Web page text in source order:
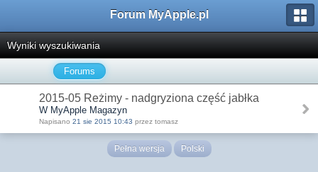
Forum MyApple.pl
Wyniki wyszukiwania
Forums
2015-05 Reżimy - nadgryziona część jabłka
W MyApple Magazyn
Napisano 21 sie 2015 10:43 przez tomasz
Pełna wersja Polski